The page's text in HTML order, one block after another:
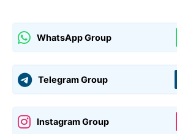
WhatsApp Group
Telegram Group
Instagram Group